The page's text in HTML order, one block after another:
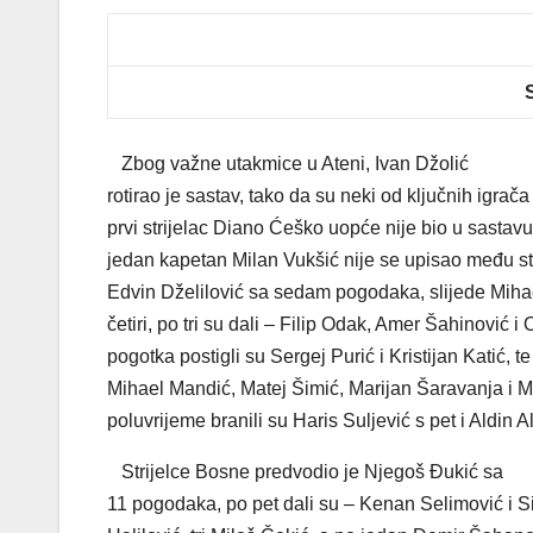
Zbog važne utakmice u Ateni, Ivan Džolić
rotirao je sastav, tako da su neki od ključnih
prvi strijelac Diano Ćeško uopće nije bio u
jedan kapetan Milan Vukšić nije se upisao među
Edvin Dželilović sa sedam pogodaka, slijede
četiri, po tri su dali – Filip Odak, Amer Šahinović i
pogotka postigli su Sergej Purić i Kristijan Katić,
Mihael Mandić, Matej Šimić, Marijan Šaravanja i
poluvrijeme branili su Haris Suljević s pet i Aldin
Strijelce Bosne predvodio je Njegoš Đukić sa
11 pogodaka, po pet dali su – Kenan Selimović i